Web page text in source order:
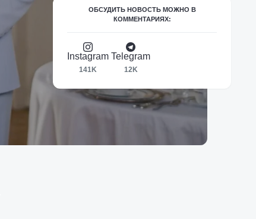
ОБСУДИТЬ НОВОСТЬ МОЖНО В
КОММЕНТАРИЯХ:
Instagram
141K
Telegram
12K